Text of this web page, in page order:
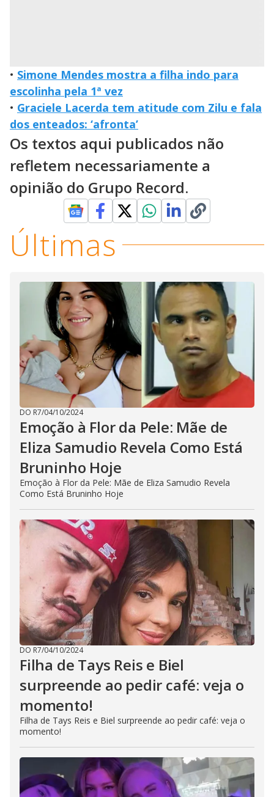
• Simone Mendes mostra a filha indo para
escolinha pela 1ª vez
• Graciele Lacerda tem atitude com Zilu e fala
dos enteados: ‘afronta’
Os textos aqui publicados não
refletem necessariamente a
opinião do Grupo Record.
Últimas
DO R7/04/10/2024
Emoção à Flor da Pele: Mãe de
Eliza Samudio Revela Como Está
Bruninho Hoje
Emoção à Flor da Pele: Mãe de Eliza Samudio Revela
Como Está Bruninho Hoje
DO R7/04/10/2024
Filha de Tays Reis e Biel
surpreende ao pedir café: veja o
momento!
Filha de Tays Reis e Biel surpreende ao pedir café: veja o
momento!